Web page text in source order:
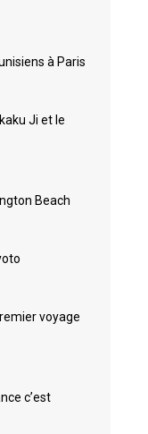
à Paris
Ji et le
Beach
voyage
c’est